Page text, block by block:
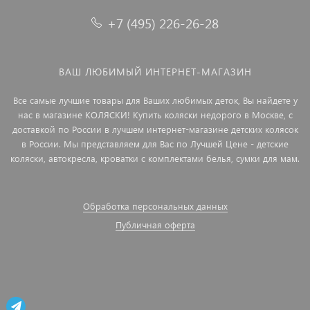
+7 (495) 226-26-28
ВАШ ЛЮБИМЫЙ ИНТЕРНЕТ-МАГАЗИН
Все самые лучшие товары для Ваших любимых деток, Вы найдете у
нас в магазине КОЛЯСКИ! Купить коляски недорого в Москве, с
доставкой по России в лучшем интернет-магазине детских колясок
в России. Мы представляем для Вас по Лучшей Цене - детские
коляски, автокресла, кроватки с комплектами белья, сумки для мам.
Обработка персональных данных
Публичная оферта